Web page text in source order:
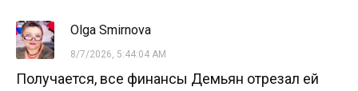
Olga Smirnova
8/7/2026, 5:44:04 AM
Получается, все финансы Демьян отрезал ей